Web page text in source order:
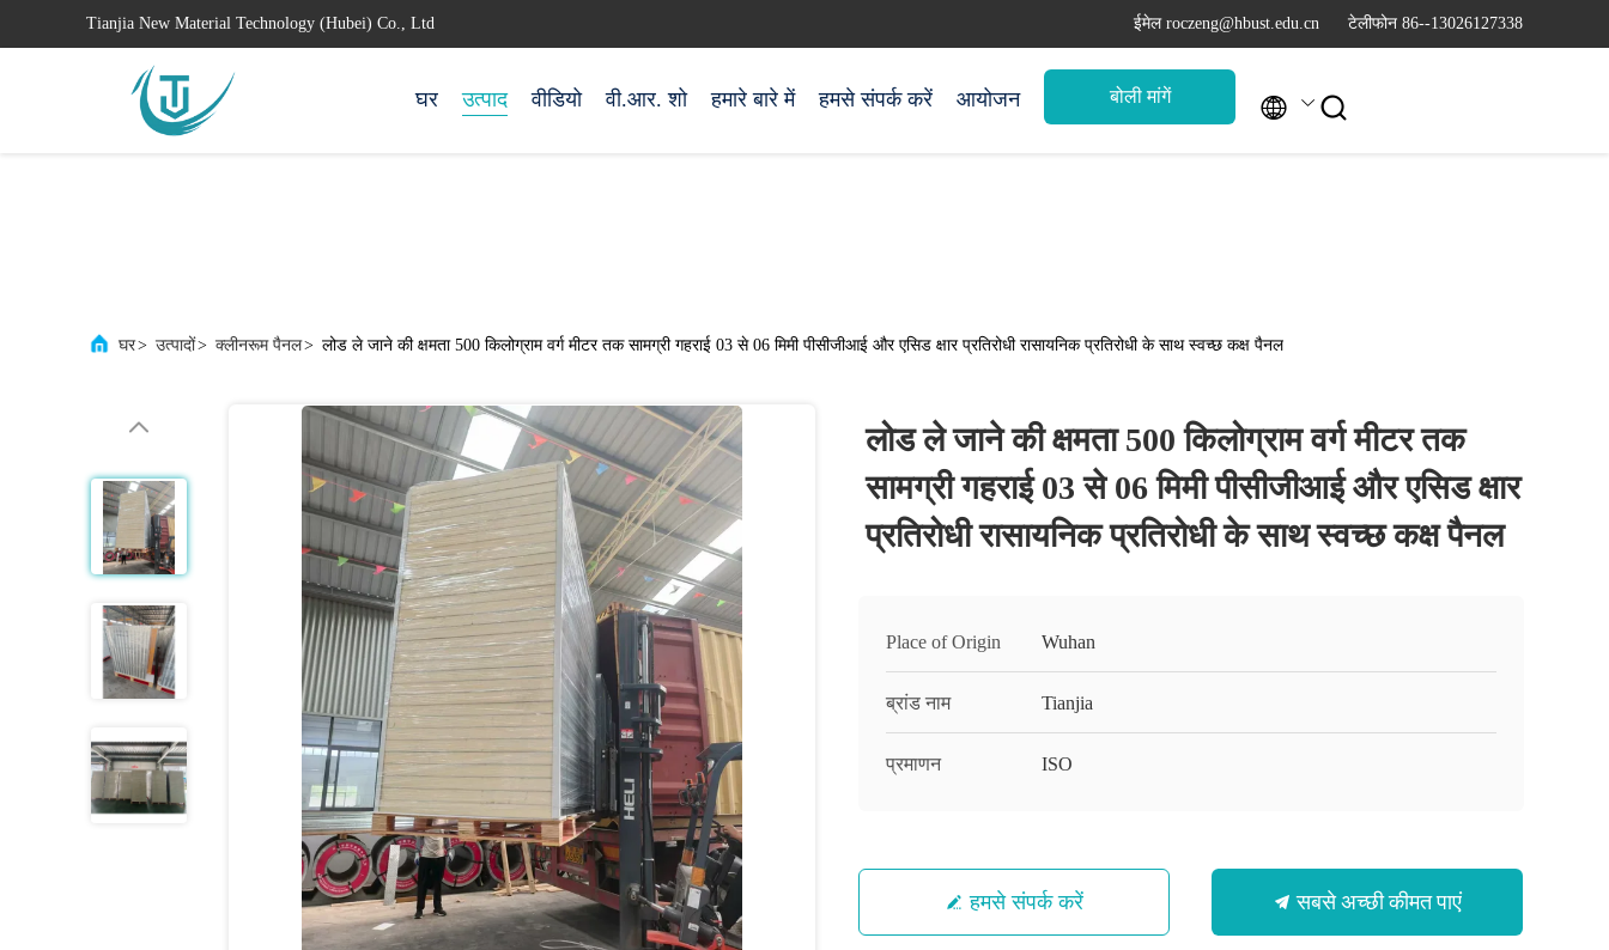
Tianjia New Material Technology (Hubei) Co., Ltd ईमेल roczeng@hbust.edu.cn टेलीफोन 86--13026127338
घर उत्पाद वीडियो वी.आर. शो हमारे बारे में हमसे संपर्क करें आयोजन बोली मांगें  
घर> उत्पादों> क्लीनरूम पैनल> लोड ले जाने की क्षमता 500 किलोग्राम वर्ग मीटर तक सामग्री गहराई 03 से 06 मिमी पीसीजीआई और एसिड क्षार प्रतिरोधी रासायनिक प्रतिरोधी के साथ स्वच्छ कक्ष पैनल
लोड ले जाने की क्षमता 500 किलोग्राम वर्ग मीटर तक
सामग्री गहराई 03 से 06 मिमी पीसीजीआई और एसिड क्षार
प्रतिरोधी रासायनिक प्रतिरोधी के साथ स्वच्छ कक्ष पैनल
Place of Origin Wuhan
ब्रांड नाम Tianjia
प्रमाणन ISO
हमसे संपर्क करें सबसे अच्छी कीमत पाएं